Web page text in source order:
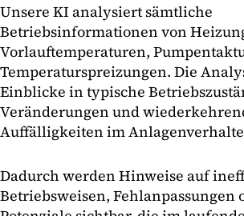
Unsere KI analysiert sämtliche
Betriebsinformationen von
Vorlauftemperaturen,
Temperaturspreizungen. Die
Einblicke in typische
Veränderungen und
Auffälligkeiten im
Dadurch werden Hinweise auf
Betriebsweisen, Fehlanpassungen